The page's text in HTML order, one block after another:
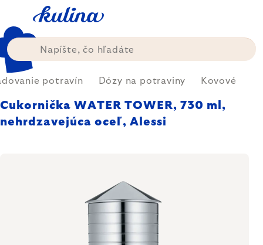
obsah
potravín Dózy na potraviny Kovové
Cukornička WATER TOWER, 730 ml,
nehrdzavejúca oceľ, Alessi